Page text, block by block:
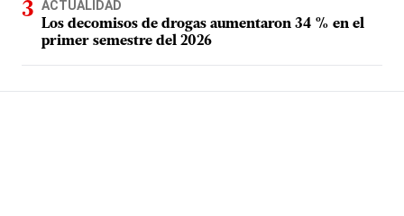
ACTUALIDAD
Los decomisos de drogas aumentaron 34 % en el
primer semestre del 2026